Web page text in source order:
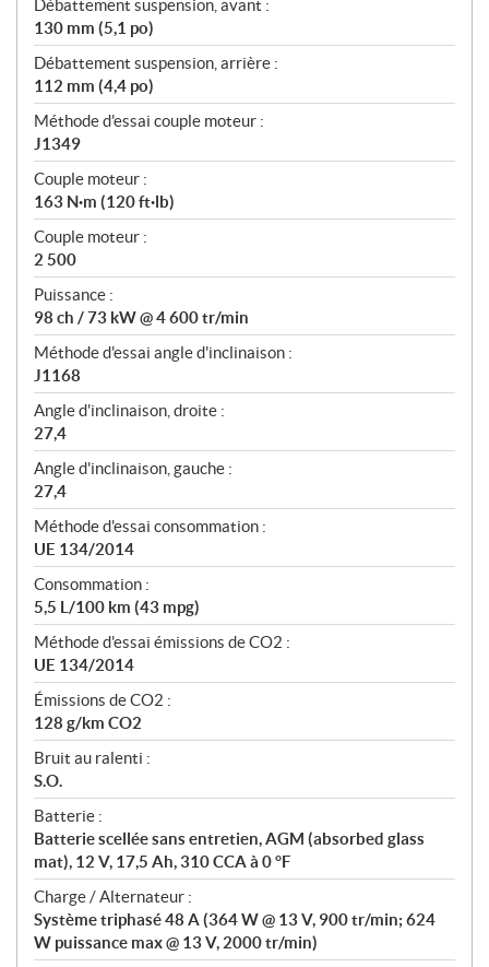
Débattement suspension, avant :
130 mm (5,1 po)
Débattement suspension, arrière :
112 mm (4,4 po)
Méthode d'essai couple moteur :
J1349
Couple moteur :
163 N·m (120 ft·lb)
Couple moteur :
2 500
Puissance :
98 ch / 73 kW @ 4 600 tr/min
Méthode d'essai angle d'inclinaison :
J1168
Angle d'inclinaison, droite :
27,4
Angle d'inclinaison, gauche :
27,4
Méthode d'essai consommation :
UE 134/2014
Consommation :
5,5 L/100 km (43 mpg)
Méthode d'essai émissions de CO2 :
UE 134/2014
Émissions de CO2 :
128 g/km CO2
Bruit au ralenti :
S.O.
Batterie :
Batterie scellée sans entretien, AGM (absorbed glass
mat), 12 V, 17,5 Ah, 310 CCA à 0 °F
Charge / Alternateur :
Système triphasé 48 A (364 W @ 13 V, 900 tr/min; 624
W puissance max @ 13 V, 2000 tr/min)